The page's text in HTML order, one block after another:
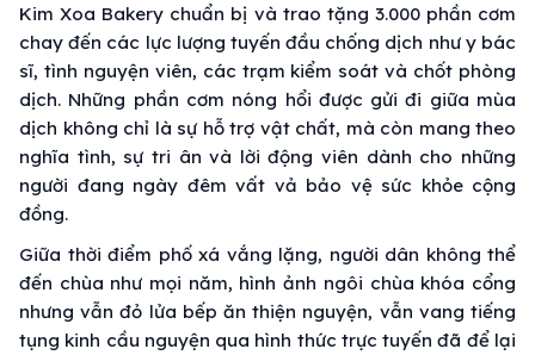
Kim Xoa Bakery chuẩn bị và trao tặng 3.000 phần cơm
chay đến các lực lượng tuyến đầu chống dịch như y bác
sĩ, tình nguyện viên, các trạm kiểm soát và chốt phòng
dịch. Những phần cơm nóng hổi được gửi đi giữa mùa
dịch không chỉ là sự hỗ trợ vật chất, mà còn mang theo
nghĩa tình, sự tri ân và lời động viên dành cho những
người đang ngày đêm vất vả bảo vệ sức khỏe cộng
đồng.
Giữa thời điểm phố xá vắng lặng, người dân không thể
đến chùa như mọi năm, hình ảnh ngôi chùa khóa cổng
nhưng vẫn đỏ lửa bếp ăn thiện nguyện, vẫn vang tiếng
tụng kinh cầu nguyện qua hình thức trực tuyến đã để lại